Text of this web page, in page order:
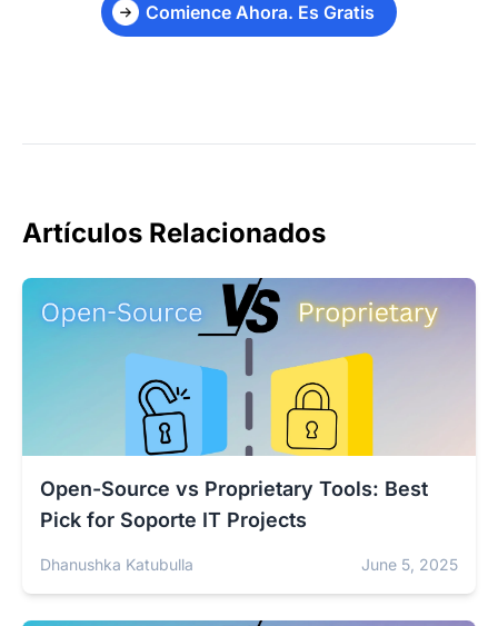
Comience Ahora. Es Gratis
Artículos Relacionados
Open-Source vs Proprietary Tools: Best
Pick for Soporte IT Projects
Dhanushka Katubulla June 5, 2025